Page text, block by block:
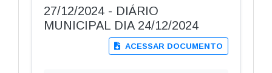
27/12/2024 - DIÁRIO
MUNICIPAL DIA 24/12/2024
ACESSAR DOCUMENTO